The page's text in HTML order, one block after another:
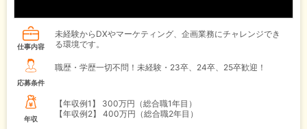
仕事内容
未経験からDXやマーケティング、企画業務にチャレンジでき
る環境です。
応募条件
職歴・学歴一切不問！未経験・23卒、24卒、25卒歓迎！
年収
【年収例1】
300万円（総合職1年目）
【年収例2】
400万円（総合職2年目）